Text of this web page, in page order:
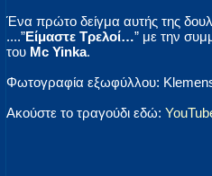
Ένα πρώτο δείγμα αυτής της
....”Είμαστε Τρελοί…” με την
του Mc Yinka.
Φωτογραφία εξωφύλλου:
Ακούστε το τραγούδι εδώ: